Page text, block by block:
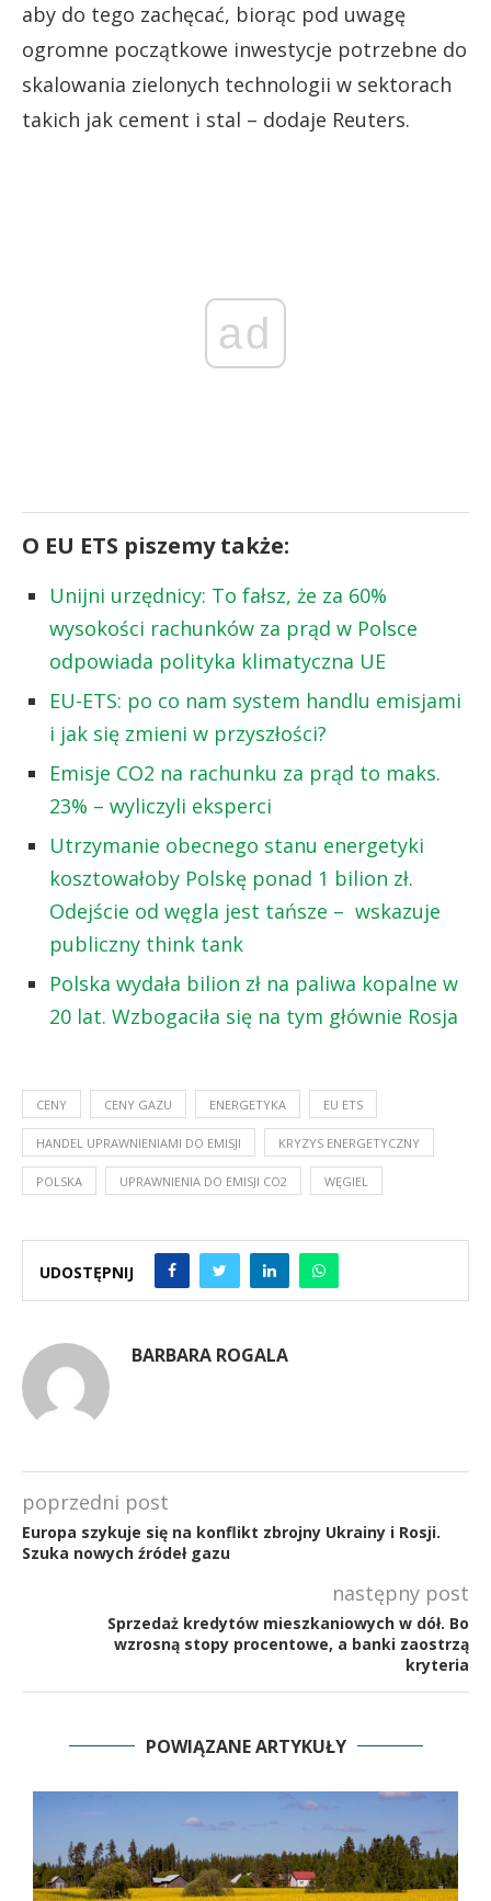
aby do tego zachęcać, biorąc pod uwagę
ogromne początkowe inwestycje potrzebne do
skalowania zielonych technologii w sektorach
takich jak cement i stal – dodaje Reuters.
ad
O EU ETS piszemy także:
Unijni urzędnicy: To fałsz, że za 60%
wysokości rachunków za prąd w Polsce
odpowiada polityka klimatyczna UE
EU-ETS: po co nam system handlu emisjami
i jak się zmieni w przyszłości?
Emisje CO2 na rachunku za prąd to maks.
23% – wyliczyli eksperci
Utrzymanie obecnego stanu energetyki
kosztowałoby Polskę ponad 1 bilion zł.
Odejście od węgla jest tańsze – wskazuje
publiczny think tank
Polska wydała bilion zł na paliwa kopalne w
20 lat. Wzbogaciła się na tym głównie Rosja
CENY CENY GAZU ENERGETYKA EU ETS
HANDEL UPRAWNIENIAMI DO EMISJI KRYZYS ENERGETYCZNY
POLSKA UPRAWNIENIA DO EMISJI CO2 WĘGIEL
UDOSTĘPNIJ
BARBARA ROGALA
poprzedni post
Europa szykuje się na konflikt zbrojny Ukrainy i Rosji.
Szuka nowych źródeł gazu
następny post
Sprzedaż kredytów mieszkaniowych w dół. Bo
wzrosną stopy procentowe, a banki zaostrzą
kryteria
POWIĄZANE ARTYKUŁY